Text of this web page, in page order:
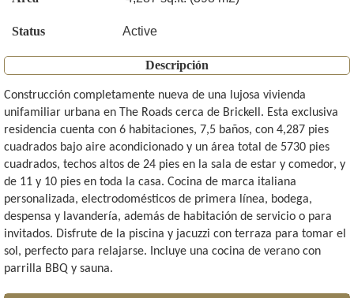
Status Active
Descripción
Construcción completamente nueva de una lujosa vivienda
unifamiliar urbana en The Roads cerca de Brickell. Esta exclusiva
residencia cuenta con 6 habitaciones, 7,5 baños, con 4,287 pies
cuadrados bajo aire acondicionado y un área total de 5730 pies
cuadrados, techos altos de 24 pies en la sala de estar y comedor, y
de 11 y 10 pies en toda la casa. Cocina de marca italiana
personalizada, electrodomésticos de primera línea, bodega,
despensa y lavandería, además de habitación de servicio o para
invitados. Disfrute de la piscina y jacuzzi con terraza para tomar el
sol, perfecto para relajarse. Incluye una cocina de verano con
parrilla BBQ y sauna.